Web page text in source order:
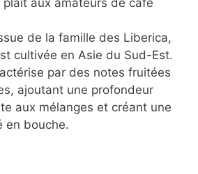
plaît aux amateurs de café
de la famille des Liberica,
cultivée en Asie du Sud-Est.
par des notes fruitées
ajoutant une profondeur
aux mélanges et créant une
en bouche.